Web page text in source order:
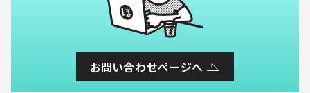
お問い合わせページへ